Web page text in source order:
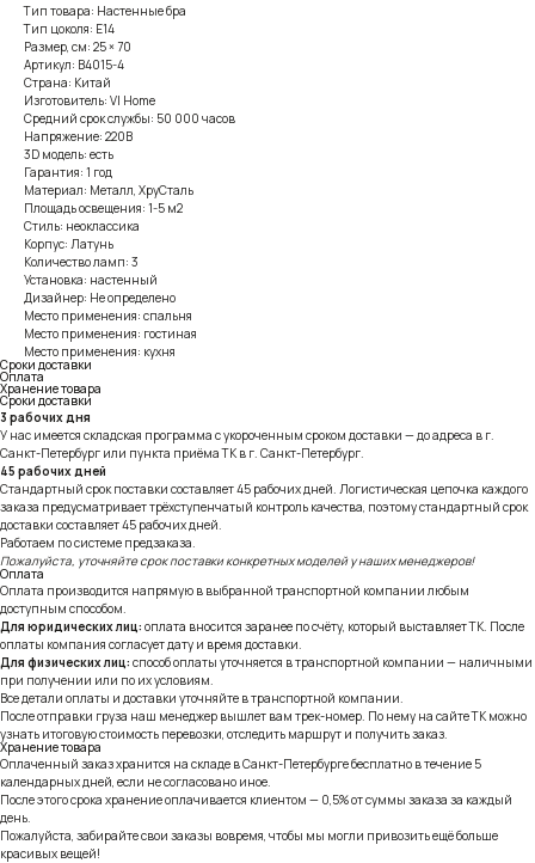
Тип товара: Настенные бра
Тип цоколя: E14
Размер, см: 25 × 70
Артикул: B4015-4
Страна: Китай
Изготовитель: VI Home
Средний срок службы: 50 000 часов
Напряжение: 220В
3D модель: есть
Гарантия: 1 год
Материал: Металл, ХруСталь
Площадь освещения: 1-5 м2
Стиль: неоклассика
Корпус: Латунь
Количество ламп: 3
Установка: настенный
Дизайнер: Не определено
Место применения: спальня
Место применения: гостиная
Место применения: кухня
Сроки доставки
Оплата
Хранение товара
Сроки доставки
3 рабочих дня
У нас имеется складская программа с укороченным сроком доставки — до адреса в г.
Санкт-Петербург или пункта приёма ТК в г. Санкт-Петербург.
45 рабочих дней
Стандартный срок поставки составляет 45 рабочих дней. Логистическая цепочка каждого
заказа предусматривает трёхступенчатый контроль качества, поэтому стандартный срок
доставки составляет 45 рабочих дней.
Работаем по системе предзаказа.
Пожалуйста, уточняйте срок поставки конкретных моделей у наших менеджеров!
Оплата
Оплата производится напрямую в выбранной транспортной компании любым
доступным способом.
Для юридических лиц: оплата вносится заранее по счёту, который выставляет ТК. После
оплаты компания согласует дату и время доставки.
Для физических лиц: способ оплаты уточняется в транспортной компании — наличными
при получении или по их условиям.
Все детали оплаты и доставки уточняйте в транспортной компании.
После отправки груза наш менеджер вышлет вам трек-номер. По нему на сайте ТК можно
узнать итоговую стоимость перевозки, отследить маршрут и получить заказ.
Хранение товара
Оплаченный заказ хранится на складе в Санкт-Петербурге бесплатно в течение 5
календарных дней, если не согласовано иное.
После этого срока хранение оплачивается клиентом — 0,5% от суммы заказа за каждый
день.
Пожалуйста, забирайте свои заказы вовремя, чтобы мы могли привозить ещё больше
красивых вещей!